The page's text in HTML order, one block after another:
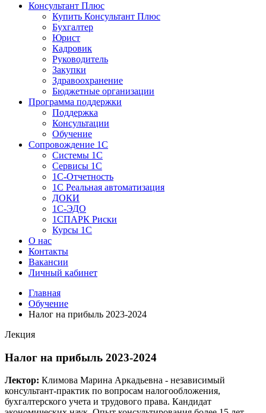
Консультант Плюс
Купить Консультант Плюс
Бухгалтер
Юрист
Кадровик
Руководитель
Закупки
Здравоохранение
Бюджетные организации
Программа поддержки
Поддержка
Консультации
Обучение
Сопровождение 1С
Системы 1С
Сервисы 1С
1C-Отчетность
1С Реальная автоматизация
ДОКИ
1C-ЭДО
1СПАРК Риски
Курсы 1С
О нас
Контакты
Вакансии
Личный кабинет
Главная
Обучение
Налог на прибыль 2023-2024
Лекция
Налог на прибыль 2023-2024
Лектор: Климова Марина Аркадьевна - независимый
консультант-практик по вопросам налогообложения,
бухгалтерского учета и трудового права. Кандидат